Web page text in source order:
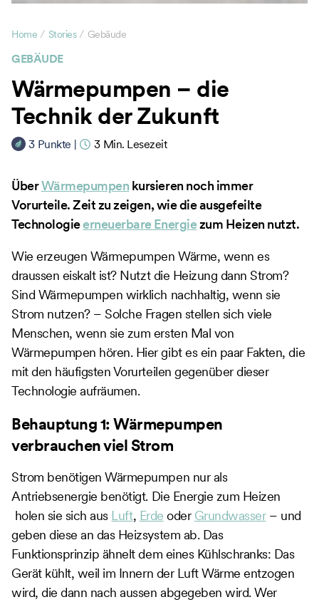
GEBÄUDE
Home / Stories / Gebäude
Wärmepumpen – die
Technik der Zukunft
3 Punkte | 3 Min. Lesezeit
ÜberWärmepumpen kursieren noch immer
Vorurteile. Zeit zu zeigen, wie die ausgefeilte
Technologieerneuerbare Energiezum Heizen nutzt.
Wie erzeugen Wärmepumpen Wärme, wenn es
draussen eiskalt ist? Nutzt die Heizung dann Strom?
Sind Wärmepumpen wirklich nachhaltig, wenn sie
Strom nutzen? – Solche Fragen stellen sich viele
Menschen, wenn sie zum ersten Mal von
Wärmepumpen hören. Hier gibt es ein paar Fakten, die
mit den häufigsten Vorurteilen gegenüber dieser
Technologie aufräumen.
Behauptung 1: Wärmepumpen
verbrauchen viel Strom
Strom benötigen Wärmepumpen nur als
Antriebsenergie benötigt. Die Energie zum Heizen
holen sie sich aus Luft, Erde oder Grundwasser– und
geben diese an das Heizsystem ab. Das
Funktionsprinzip ähnelt dem eines Kühlschranks: Das
Gerät kühlt, weil im Innern der Luft Wärme entzogen
wird, die dann nach aussen abgegeben wird. Wer